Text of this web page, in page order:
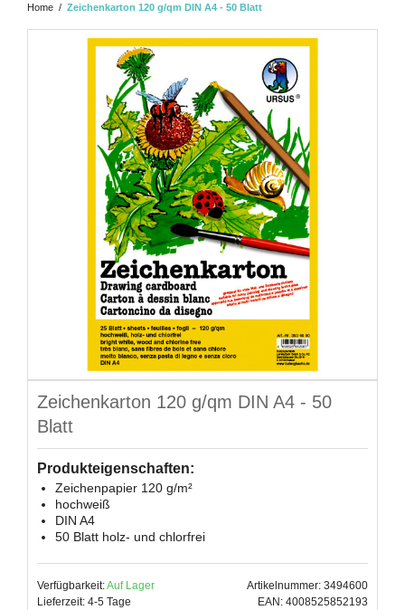
Home / Zeichenkarton 120 g/qm DIN A4 - 50 Blatt
Zeichenkarton 120 g/qm DIN A4 - 50
Blatt
Produkteigenschaften:
Zeichenpapier 120 g/m²
hochweiß
DIN A4
50 Blatt holz- und chlorfrei
Verfügbarkeit:Auf Lager
Lieferzeit: 4-5 Tage
Artikelnummer: 3494600
EAN: 4008525852193